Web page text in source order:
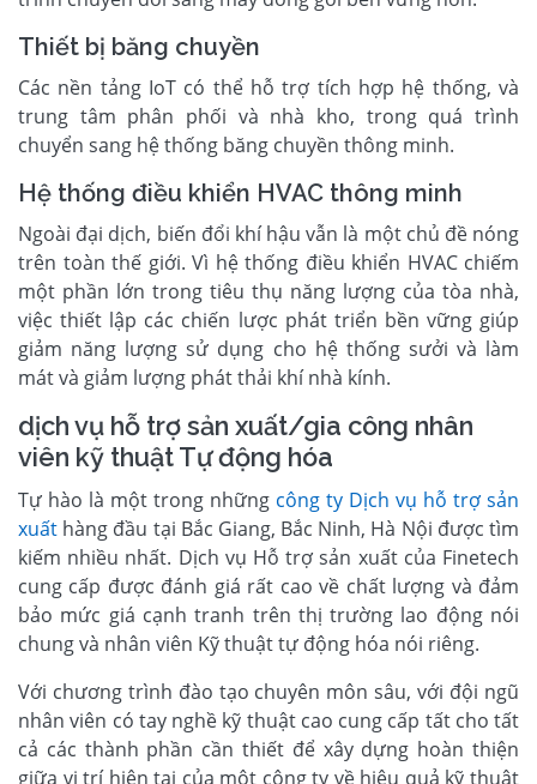
Thiết bị băng chuyền
Các nền tảng IoT có thể hỗ trợ tích hợp hệ thống, và
trung tâm phân phối và nhà kho, trong quá trình
chuyển sang hệ thống băng chuyền thông minh.
Hệ thống điều khiển HVAC thông minh
Ngoài đại dịch, biến đổi khí hậu vẫn là một chủ đề nóng
trên toàn thế giới. Vì hệ thống điều khiển HVAC chiếm
một phần lớn trong tiêu thụ năng lượng của tòa nhà,
việc thiết lập các chiến lược phát triển bền vững giúp
giảm năng lượng sử dụng cho hệ thống sưởi và làm
mát và giảm lượng phát thải khí nhà kính.
dịch vụ hỗ trợ sản xuất/gia công nhân
viên kỹ thuật Tự động hóa
Tự hào là một trong những công ty Dịch vụ hỗ trợ sản
xuất hàng đầu tại Bắc Giang, Bắc Ninh, Hà Nội được tìm
kiếm nhiều nhất. Dịch vụ Hỗ trợ sản xuất của Finetech
cung cấp được đánh giá rất cao về chất lượng và đảm
bảo mức giá cạnh tranh trên thị trường lao động nói
chung và nhân viên Kỹ thuật tự động hóa nói riêng.
Với chương trình đào tạo chuyên môn sâu, với đội ngũ
nhân viên có tay nghề kỹ thuật cao cung cấp tất cho tất
cả các thành phần cần thiết để xây dựng hoàn thiện
giữa vị trí hiện tại của một công ty về hiệu quả kỹ thuật